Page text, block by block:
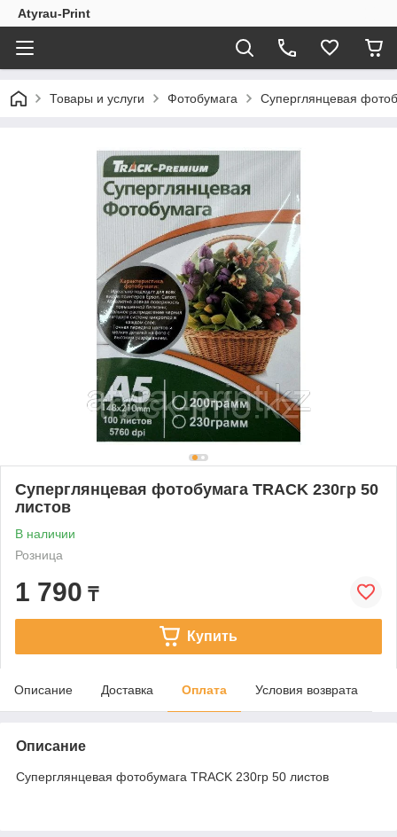
Atyrau-Print
Товары и услуги Фотобумага Суперглянцевая
Суперглянцевая фотобумага TRACK 230гр 50
листов
В наличии
Розница
1 790 ₸
Купить
Описание Доставка Оплата Условия возврата
Описание
Суперглянцевая фотобумага TRACK 230гр 50 листов